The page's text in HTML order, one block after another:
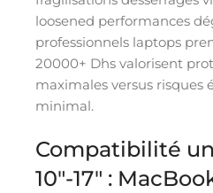
loosened performances
professionnels laptops
20000+ Dhs valorisent
maximales versus risques
minimal.
Compatibilité
10″-17″ :